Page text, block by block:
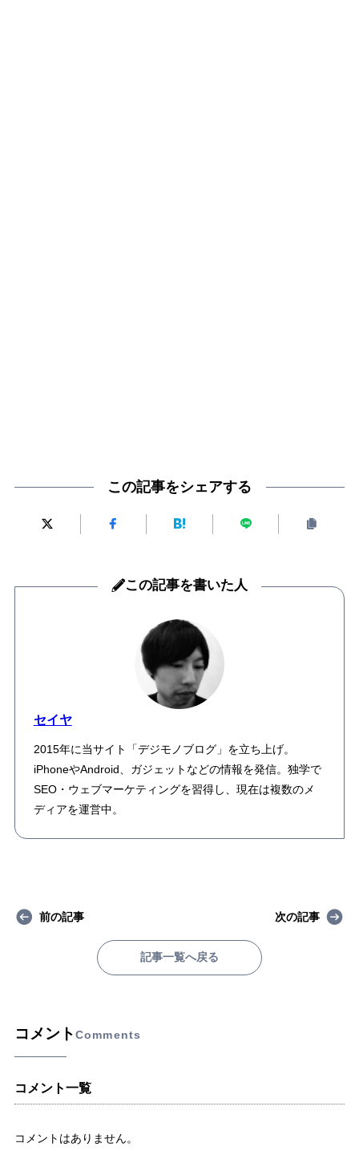
この記事をシェアする
この記事を書いた人
セイヤ
2015年に当サイト「デジモノブログ」を立ち上げ。
iPhoneやAndroid、ガジェットなどの情報を発信。独学で
SEO・ウェブマーケティングを習得し、現在は複数のメ
ディアを運営中。
前の記事
記事一覧へ戻る
次の記事
コメントComments
コメント一覧
コメントはありません。